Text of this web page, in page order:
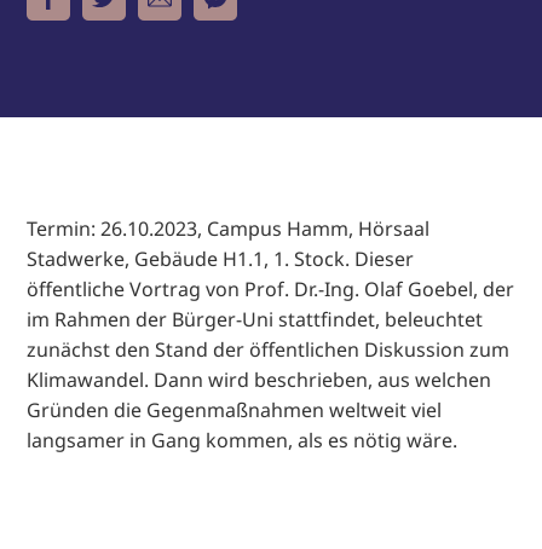
Termin: 26.10.2023, Campus Hamm, Hörsaal
Stadwerke, Gebäude H1.1, 1. Stock. Dieser
öffentliche Vortrag von Prof. Dr.-Ing. Olaf Goebel, der
im Rahmen der Bürger-Uni stattfindet, beleuchtet
zunächst den Stand der öffentlichen Diskussion zum
Klimawandel. Dann wird beschrieben, aus welchen
Gründen die Gegenmaßnahmen weltweit viel
langsamer in Gang kommen, als es nötig wäre.